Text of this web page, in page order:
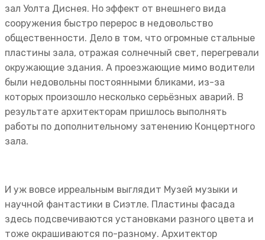
зал Уолта Диснея. Но эффект от внешнего вида
сооружения быстро перерос в недовольство
общественности. Дело в том, что огромные стальные
пластины зала, отражая солнечный свет, перегревали
окружающие здания. А проезжающие мимо водители
были недовольны постоянными бликами, из-за
которых произошло несколько серьёзных аварий. В
результате архитекторам пришлось выполнять
работы по дополнительному затенению Концертного
зала.
И уж вовсе ирреальным выглядит Музей музыки и
научной фантастики в Сиэтле. Пластины фасада
здесь подсвечиваются установками разного цвета и
тоже окрашиваются по-разному. Архитектор